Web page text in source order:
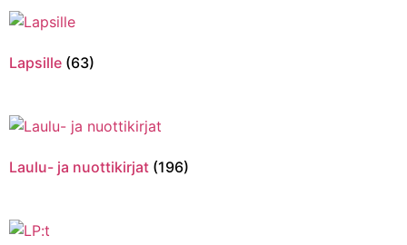
Lapsille (63)
Laulu- ja nuottikirjat (196)